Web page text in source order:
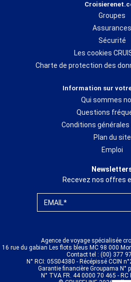
Groupes
Assurances
Sécurité
Les cookies
Charte de protection des
Information sur
Qui sommes
Questions
Conditions
Plan du site
Emploi
Recevez nos offres
EMAIL*
Agence de voyage spécialisée
16 rue du gabian Les flots bleus MC 98 000
Contact tel : (00) 377
N° RCI: 05S04380 - Récépissé CCIN
Garantie financière Groupama N°
N° TVA FR. 44 0000 70 465 -